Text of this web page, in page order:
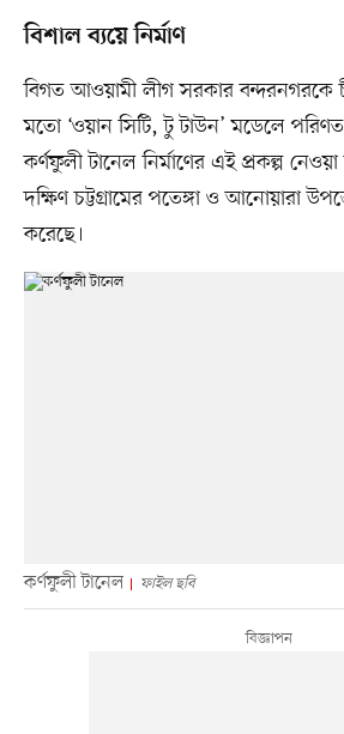
বিশাল ব্যয়ে নির্মাণ
বিগত আওয়ামী লীগ সরকার বন্দরনগরকে
মতো ‘ওয়ান সিটি, টু টাউন’ মডেলে
কর্ণফুলী টানেল নির্মাণের এই প্রকল্প
দক্ষিণ চট্টগ্রামের পতেঙ্গা ও আনোয়ারা
করেছে।
কর্ণফুলী টানেল ফাইল ছবি